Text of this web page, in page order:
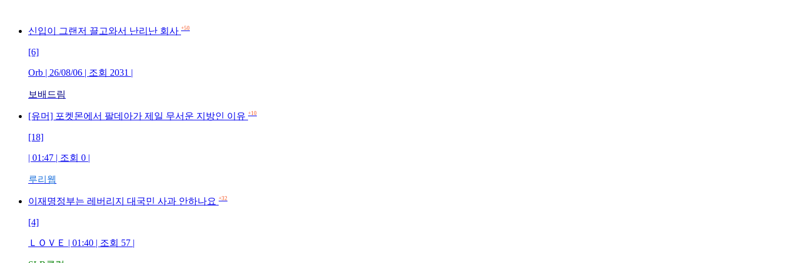
신입이 그랜저 끌고와서 난리난 회사 +50
[6]
Orb | 26/08/06 | 조회 2031 |
보배드림
[유머] 포켓몬에서 팔데아가 제일 무서운 지방인 이유 +10
[18]
| 01:47 | 조회 0 |
루리웹
이재명정부는 레버리지 대국민 사과 안하나요 +32
[4]
ＬＯＶＥ | 01:40 | 조회 57 |